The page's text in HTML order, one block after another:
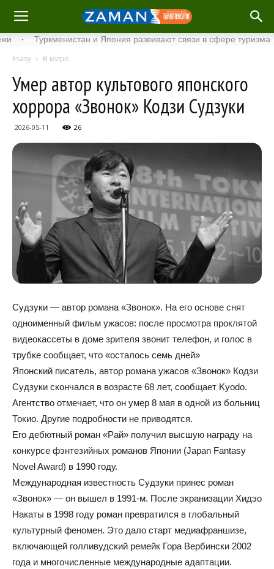
Туркменистан и Япония развивают связи в сфере туризма ·
Esasy В мире
Умер автор культового японского
хоррора «Звонок» Кодзи Судзуки
2026-05-11 26
Судзуки — автор романа «Звонок». На его основе снят
одноименный фильм ужасов: после просмотра проклятой
видеокассеты в доме зрителя звонит телефон, и голос в
трубке сообщает, что «осталось семь дней»
Японский писатель, автор романа ужасов «Звонок» Кодзи
Судзуки скончался в возрасте 68 лет, сообщает Kyodo.
Агентство отмечает, что он умер 8 мая в одной из больниц
Токио. Другие подробности не приводятся.
Его дебютный роман «Рай» получил высшую награду на
конкурсе фэнтезийных романов Японии (Japan Fantasy
Novel Award) в 1990 году.
Международная известность Судзуки принес роман
«Звонок» — он вышел в 1991-м. После экранизации Хидэо
Накаты в 1998 году роман превратился в глобальный
культурный феномен. Это дало старт медиафраншизе,
включающей голливудский ремейк Гора Вербински 2002
года и многочисленные международные адаптации.